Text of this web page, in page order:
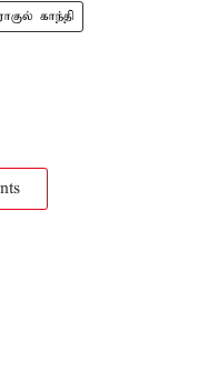
காந்தி